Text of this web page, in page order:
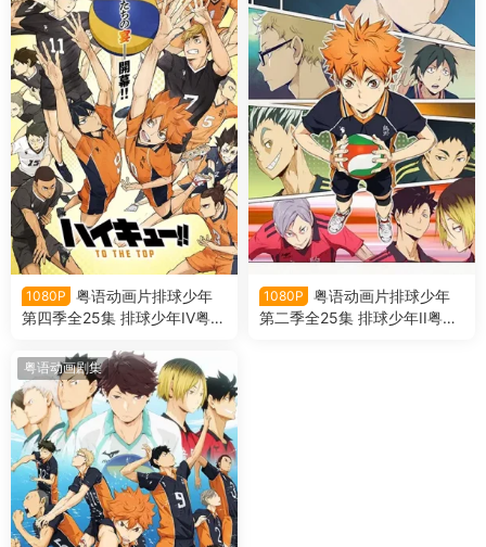
1080P
粤语动画片排球少年
第四季全25集 排球少年IV粤语
1080P
粤语动画片排球少年
第二季全25集 排球少年II粤语
粤语动画剧集